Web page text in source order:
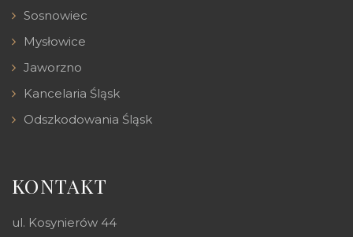
Sosnowiec
Mysłowice
Jaworzno
Kancelaria Śląsk
Odszkodowania Śląsk
KONTAKT
ul. Kosynierów 44